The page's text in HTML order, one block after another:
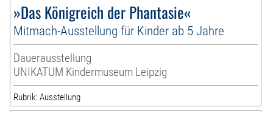
»Das Königreich der Phantasie«
Mitmach-Ausstellung für Kinder ab 5 Jahre
Dauerausstellung
UNIKATUM Kindermuseum Leipzig
Rubrik: Ausstellung